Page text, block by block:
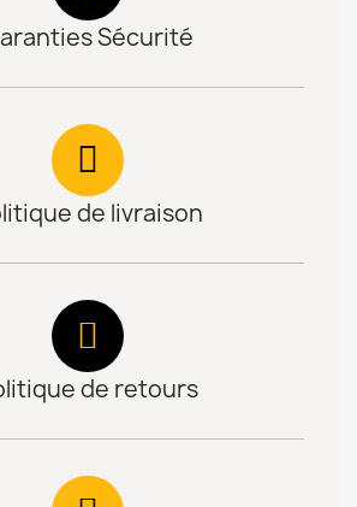
Sécurité
de livraison
de retours